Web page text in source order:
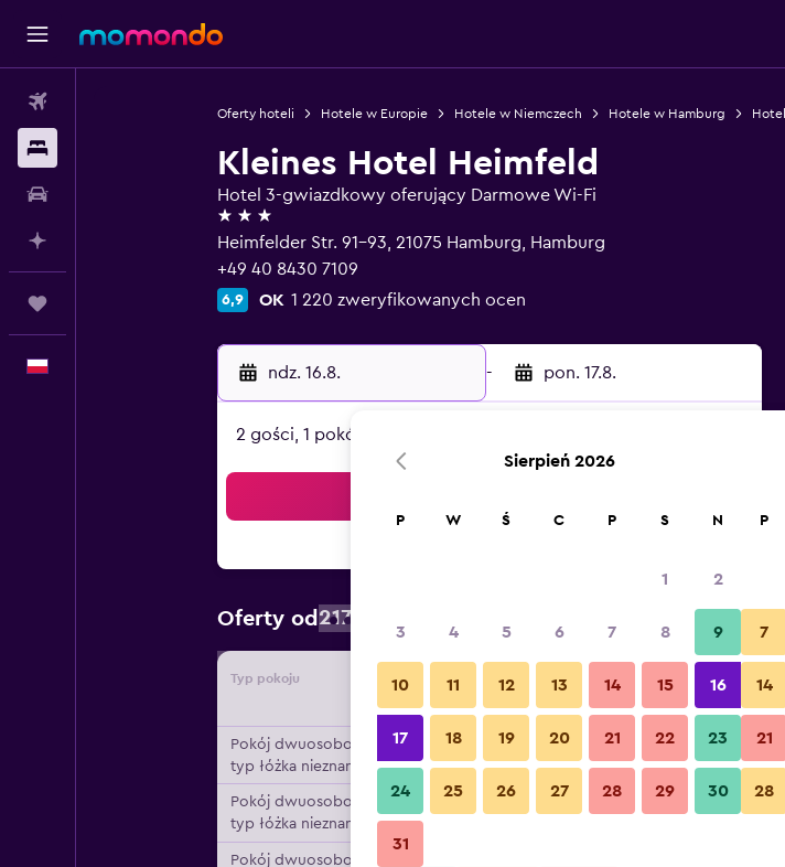
Oferty hoteli Hotele w Europie Hotele w Niemczech Hotele w Hamburg
Kleines Hotel Heimfeld
Hotel 3-gwiazdkowy oferujący Darmowe Wi-Fi
3 gwiazdki
Heimfelder Str. 91-93, 21075 Hamburg, Hamburg
+49 40 8430 7109
6,9 OK 1 220 zweryfikowanych ocen
ndz. 16.8. - pon. 17.8.
2 gości, 1 pokój
Oferty od 217 zł
Typ pokoju Dostawca
Łącznie za
Pokój dwuosobowy,
typ łóżka nieznany
217 zł Zobacz ofertę
Pokój dwuosobowy,
typ łóżka nieznany
265 zł Zobacz ofertę
Pokój dwuosobowy,
Sierpień 2026
P W Ś C P S N
1 2
3 4 5 6 7 8 9
10 11 12 13 14 15 16
17 18 19 20 21 22 23
24 25 26 27 28 29 30
31
P
7
14
21
28